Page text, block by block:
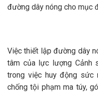
đường dây nóng cho mục
Việc thiết lập đường dây
tâm của lực lượng Cảnh
trong việc huy động sức
chống tội phạm ma túy,